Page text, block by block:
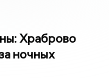
Храброво
ночных